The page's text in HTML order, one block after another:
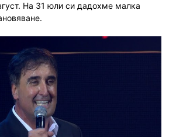
На 31 юли си дадохме малка